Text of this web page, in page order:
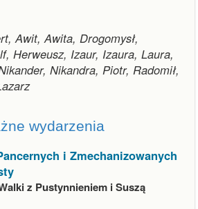
Awit, Awita, Drogomysł,
Herweusz, Izaur, Izaura, Laura,
Nikandra, Piotr, Radomił,
wydarzenia
i Zmechanizowanych
z Pustynnieniem i Suszą